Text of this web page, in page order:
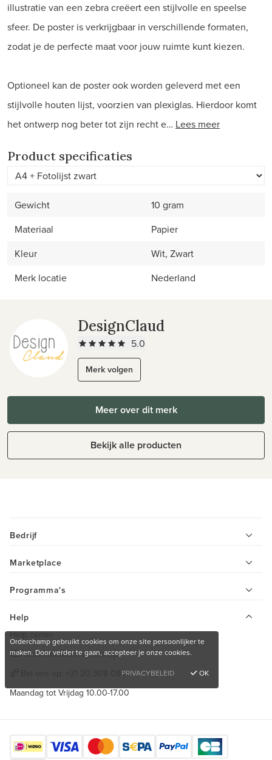
illustratie van een zebra creëert een stijlvolle en speelse
sfeer. De poster is verkrijgbaar in verschillende formaten,
zodat je de perfecte maat voor jouw ruimte kunt kiezen.
Optioneel kan de poster ook worden geleverd met een
stijlvolle houten lijst, voorzien van plexiglas. Hierdoor komt
het ontwerp nog beter tot zijn recht e… Lees meer
Product specificaties
Gewicht
10 gram
Materiaal
Papier
Kleur
Wit, Zwart
Merk locatie
Nederland
DesignClaud
5.0
Merk volgen
Meer over dit merk
Bekijk alle producten
Bedrijf
Marketplace
Programma's
Help
Help center
Neem contact met ons op
+31 20 308 0808
Maandag tot Vrijdag 10.00-17.00
Orderchamp gebruikt cookies om onze site persoonlijker te
maken. Door verder te gaan, accepteer je onze cookies.
PRIVACYBELEID
OK